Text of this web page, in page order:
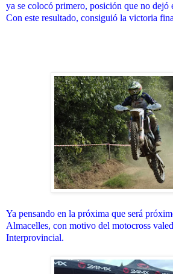
ya se colocó primero, posición que no dejó
Con este resultado, consiguió la victoria
Ya pensando en la próxima que será
Almacelles, con motivo del motocross
Interprovincial.